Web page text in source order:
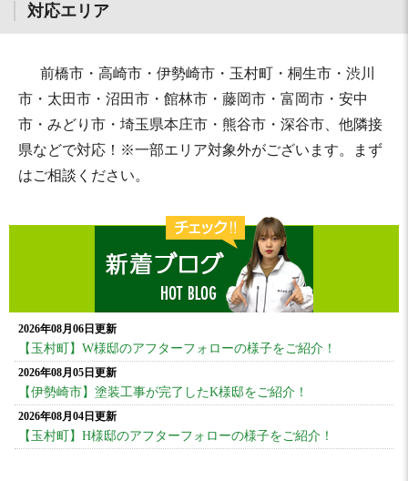
対応エリア
前橋市・高崎市・伊勢崎市・玉村町・桐生市・渋川
市・太田市・沼田市・館林市・藤岡市・富岡市・安中
市・みどり市・埼玉県本庄市・熊谷市・深谷市、他隣接
県などで対応！※一部エリア対象外がございます。まず
はご相談ください。
2026年08月06日更新
【玉村町】W様邸のアフターフォローの様子をご紹介！
2026年08月05日更新
【伊勢崎市】塗装工事が完了したK様邸をご紹介！
2026年08月04日更新
【玉村町】H様邸のアフターフォローの様子をご紹介！